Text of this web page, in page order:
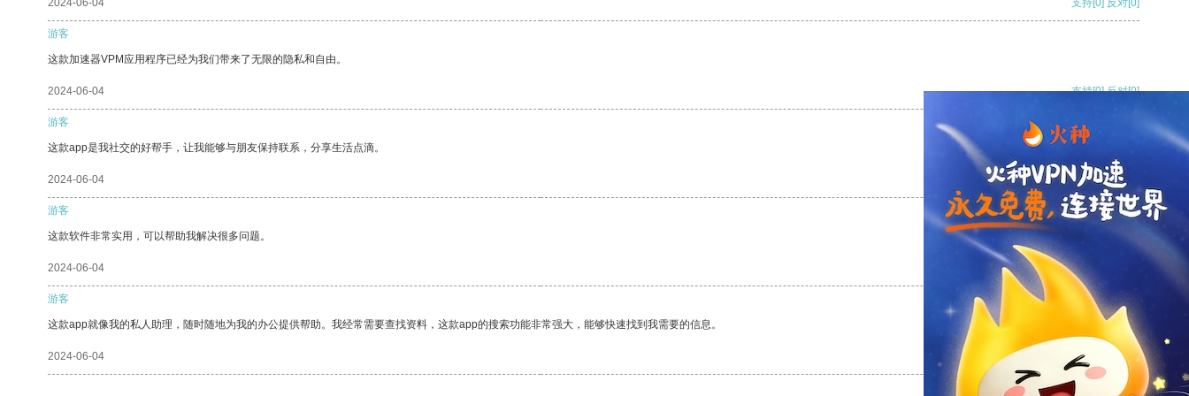
2024-06-04 支持 [0] 反对 [0]
游客
这款加速器VPM应用程序已经为我们带来了无限的隐私和自由。
2024-06-04 支持[0] 反对[0]
游客
这款app是我社交的好帮手，让我能够与朋友保持联系，分享生活点滴。
2024-06-04 支持[0] 反对
游客
这款软件非常实用，可以帮助我解决很多问题。
2024-06-04 支持
游客
这款app就像我的私人助理，随时随地为我的办公提供帮助。我经常需要查找资料，这款app的搜索功能非常强大，能够快速找到我需要的信息。
2024-06-04 支持 反对 [0]